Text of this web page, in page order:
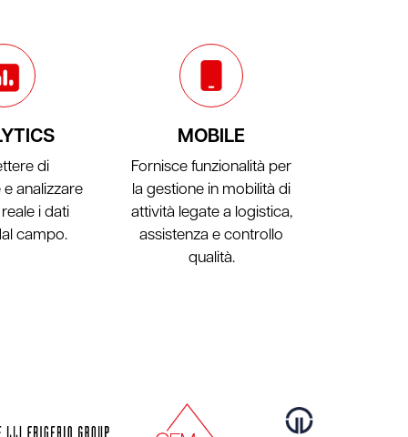
di
e analizzare
i dati
campo.
MOBILE
Fornisce funzionalità per
la gestione in mobilità di
attività legate a logistica,
assistenza e controllo
qualità.